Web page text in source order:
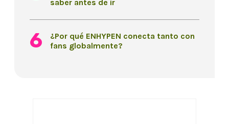
saber antes de ir
¿Por qué ENHYPEN conecta tanto con
fans globalmente?